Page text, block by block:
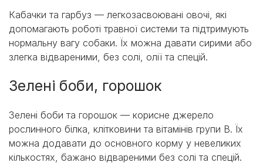
Кабачки та гарбуз — легкозасвоювані овочі, які
допомагають роботі травної системи та підтримують
нормальну вагу собаки. Їх можна давати сирими або
злегка відвареними, без солі, олії та спецій.
Зелені боби, горошок
Зелені боби та горошок — корисне джерело
рослинного білка, клітковини та вітамінів групи В. Їх
можна додавати до основного корму у невеликих
кількостях, бажано відвареними без солі та спецій.